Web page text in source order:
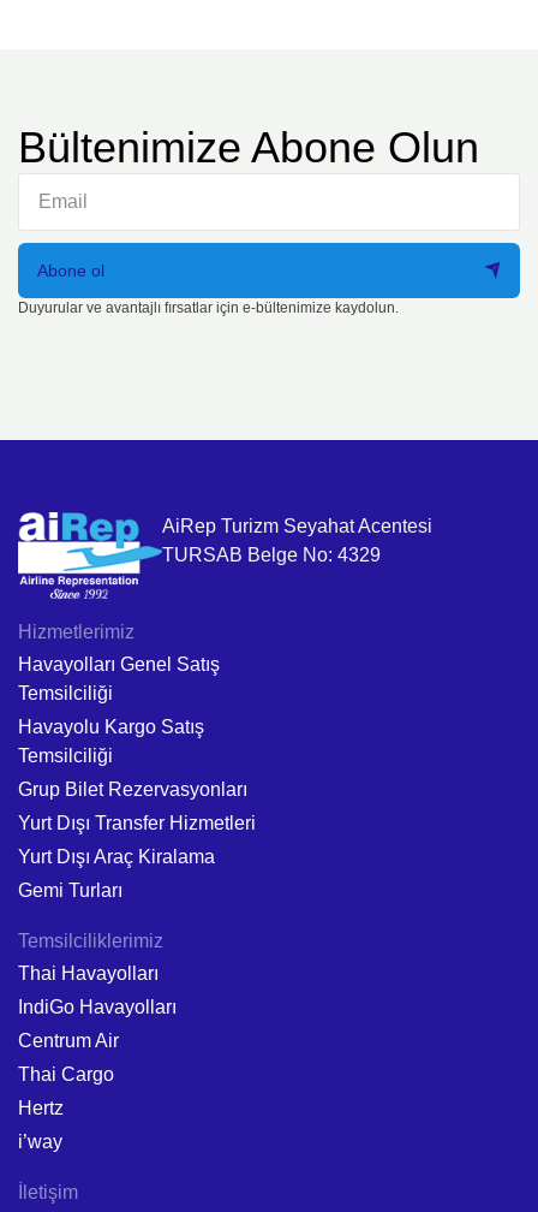
Bültenimize Abone Olun
Abone ol
Duyurular ve avantajlı fırsatlar için e-bültenimize kaydolun.
AiRep Turizm Seyahat Acentesi
TURSAB Belge No: 4329
Hizmetlerimiz
Havayolları Genel Satış
Temsilciliği
Havayolu Kargo Satış
Temsilciliği
Grup Bilet Rezervasyonları
Yurt Dışı Transfer Hizmetleri
Yurt Dışı Araç Kiralama
Gemi Turları
Temsilciliklerimiz
Thai Havayolları
IndiGo Havayolları
Centrum Air
Thai Cargo
Hertz
i’way
İletişim